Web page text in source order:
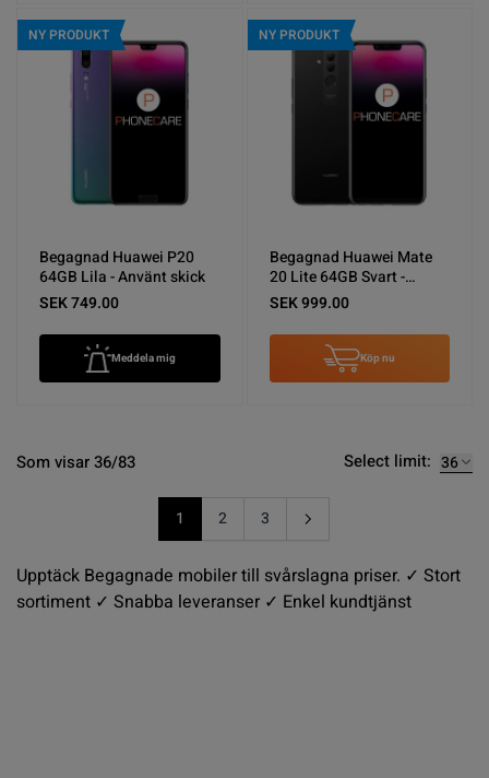
NY PRODUKT
Begagnad Huawei P20
64GB Lila - Använt skick
SEK 749.00
Meddela mig
NY PRODUKT
Begagnad Huawei Mate
20 Lite 64GB Svart -
Använt skick
SEK 999.00
Köp nu
Som visar 36/83
You're currently reading page
1 Sida
2 Sida
3
Select limit:
Upptäck Begagnade mobiler till svårslagna priser. ✓ Stort
sortiment ✓ Snabba leveranser ✓ Enkel kundtjänst